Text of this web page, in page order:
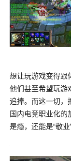
想让玩游戏变得跟
他们甚至希望玩游
追捧。而这一切，
国内电竞职业化的
是瘾，还能是“敬业